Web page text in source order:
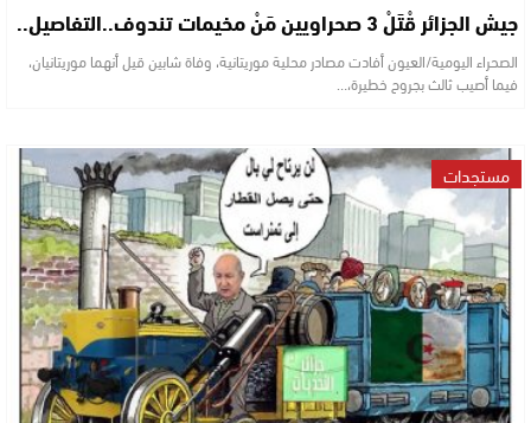
جيش الجزائر قْتَلْ 3 صحراويين مَنْ مخيمات تندوف..التفاصيل..
الصحراء اليومية/العيون أفادت مصادر محلية موريتانية، وفاة شابين قيل أنهما موريتانيان،
فيما أصيب ثالث بجروح خطيرة،…
مستجدات